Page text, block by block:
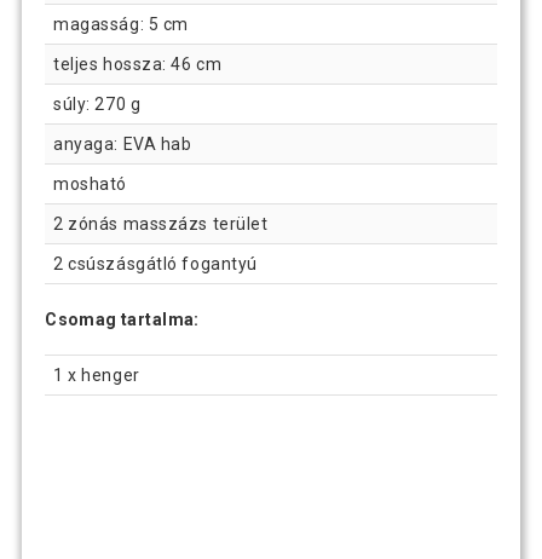
magasság: 5 cm
teljes hossza: 46 cm
súly: 270 g
anyaga: EVA hab
mosható
2 zónás masszázs terület
2 csúszásgátló fogantyú
Csomag tartalma:
1 x henger